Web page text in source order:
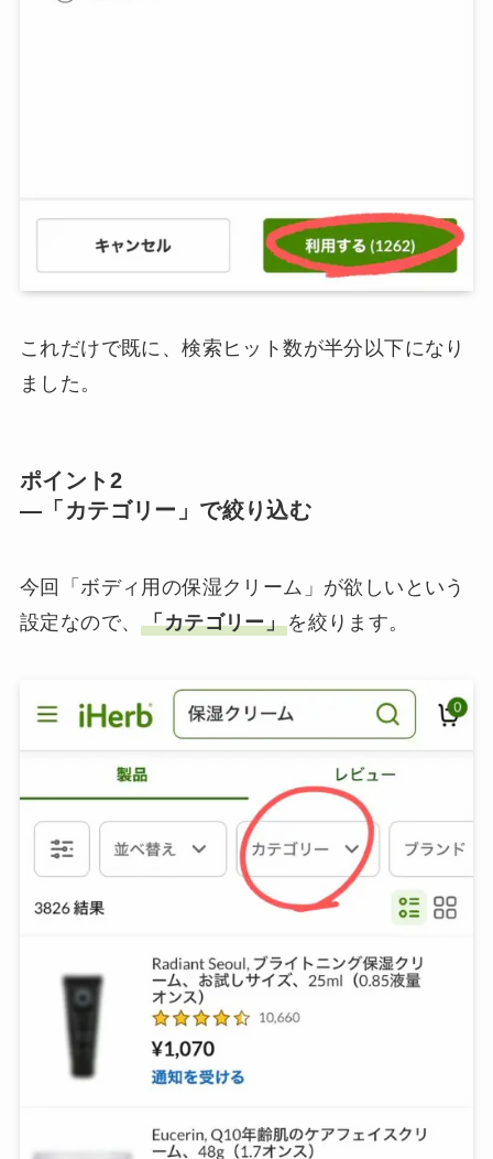
これだけで既に、検索ヒット数が半分以下になり
ました。
ポイント2
—「カテゴリー」で絞り込む
今回「ボディ用の保湿クリーム」が欲しいという
設定なので、「カテゴリー」を絞ります。